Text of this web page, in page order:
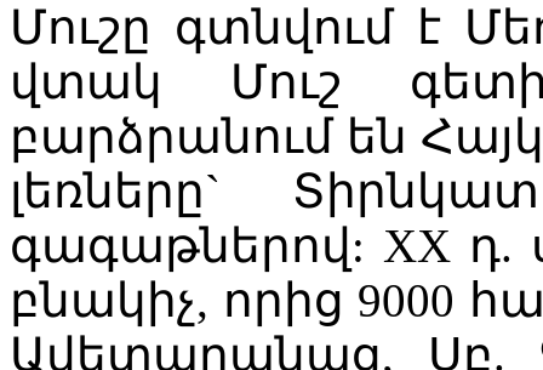
Մուշը գտնվում է
վտակ Մուշ
բարձրանում են
լեռները`
գագաթներով: XX դ.
բնակիչ, որից 9000
Ավետարանաց, Սբ.